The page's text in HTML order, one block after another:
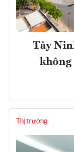
Tây
không
Thị trường